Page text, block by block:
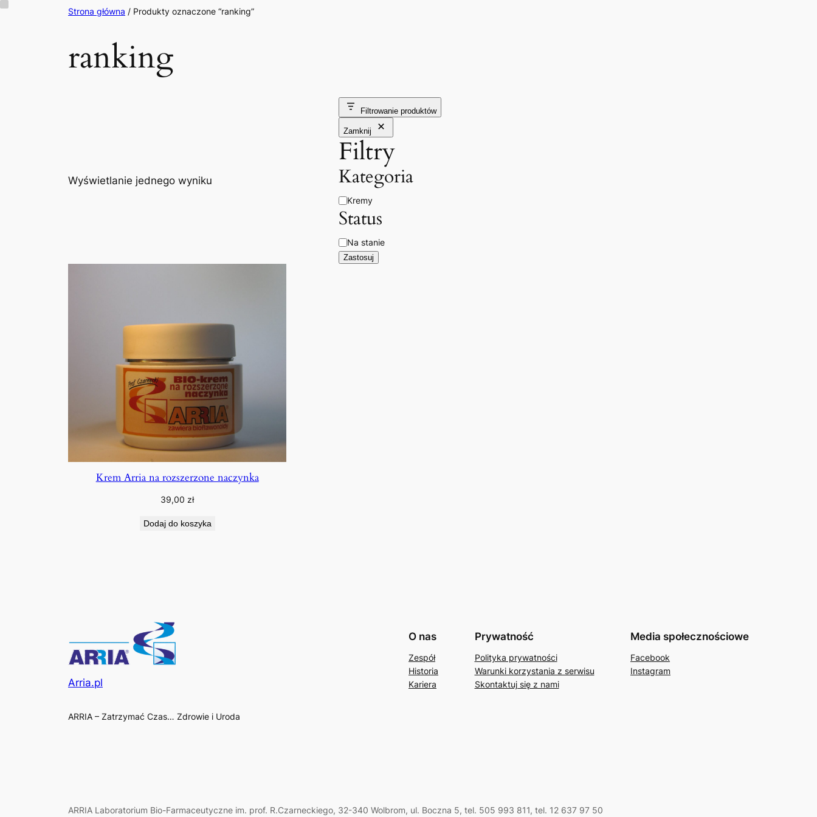
Przejdź
Strona główna / Produkty oznaczone “ranking”
ranking
Wyświetlanie jednego wyniku
Filtrowanie produktów
Zamknij
Filtry
Kategoria
Kategoria
Kremy
Status
Dostępność
Na stanie
Zastosuj
Krem Arria na rozszerzone naczynka
39,00 zł
Dodaj do koszyka
Arria.pl
ARRIA – Zatrzymać Czas… Zdrowie i Uroda
O nas
Zespół
Historia
Kariera
Prywatność
Polityka prywatności
Warunki korzystania z serwisu
Skontaktuj się z nami
Media społecznościowe
Facebook
Instagram
ARRIA Laboratorium Bio-Farmaceutyczne im. prof. R.Czarneckiego, 32-340 Wolbrom, ul. Boczna 5, tel. 505 993 811, tel. 12 637 97 50